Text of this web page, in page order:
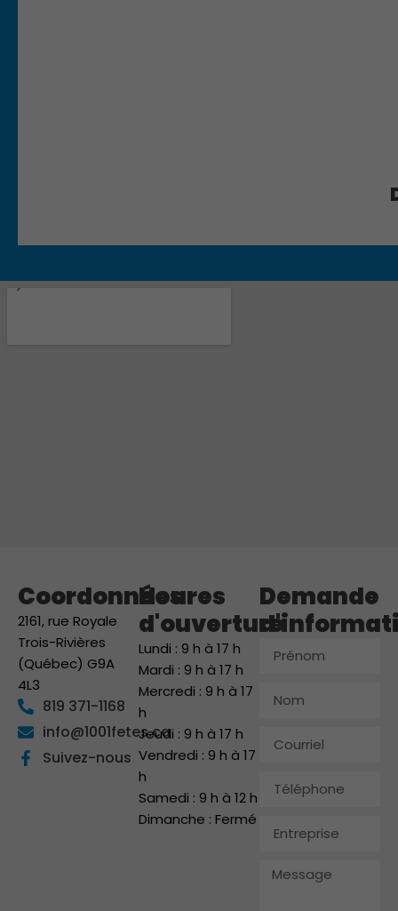
Coordonnées
2161, rue Royale
Trois-Rivières
(Québec) G9A
4L3
819 371-1168
info@1001fetes.ca
Suivez-nous
Heures
d'ouverture
Lundi : 9 h à 17 h
Mardi : 9 h à 17 h
Mercredi : 9 h à 17
h
Jeudi : 9 h à 17 h
Vendredi : 9 h à 17
h
Samedi : 9 h à 12 h
Dimanche : Fermé
Demande
Message